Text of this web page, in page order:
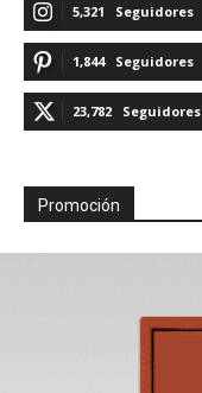
5,321 Seguidores
1,844 Seguidores
23,782 Seguidores
Promoción